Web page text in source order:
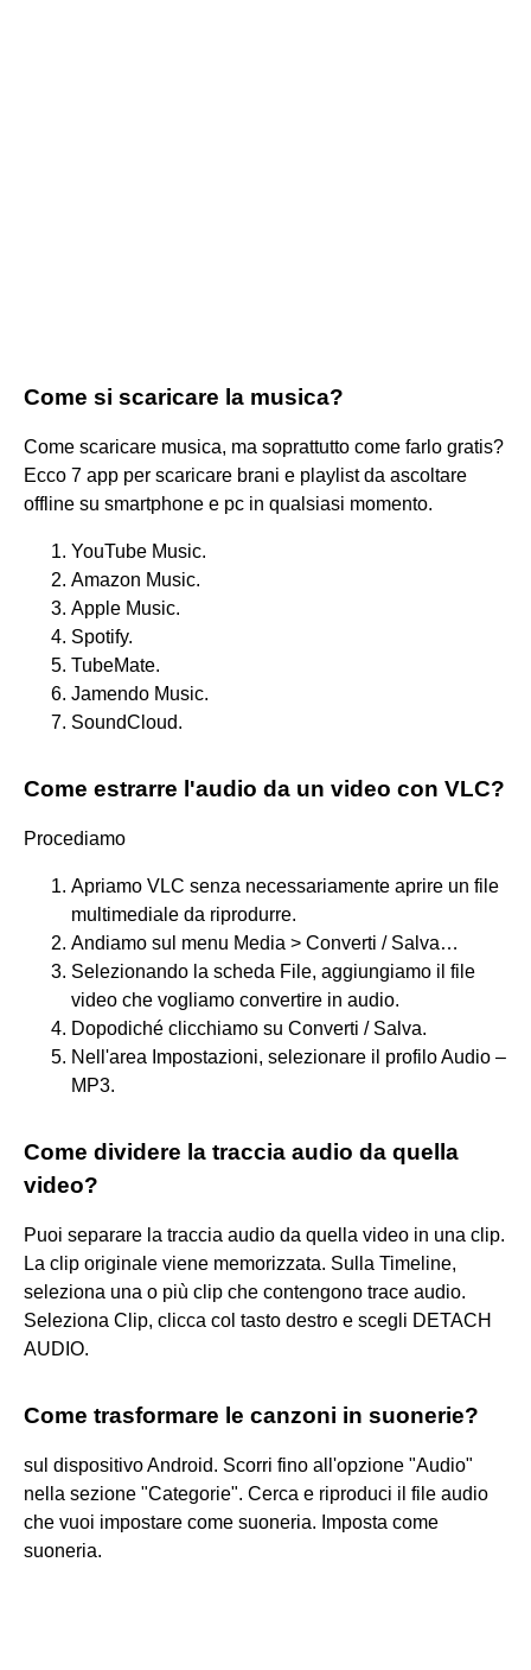
Come si scaricare la musica?
Come scaricare musica, ma soprattutto come farlo gratis?
Ecco 7 app per scaricare brani e playlist da ascoltare
offline su smartphone e pc in qualsiasi momento.
YouTube Music.
Amazon Music.
Apple Music.
Spotify.
TubeMate.
Jamendo Music.
SoundCloud.
Come estrarre l'audio da un video con VLC?
Procediamo
Apriamo VLC senza necessariamente aprire un file
multimediale da riprodurre.
Andiamo sul menu Media > Converti / Salva…
Selezionando la scheda File, aggiungiamo il file
video che vogliamo convertire in audio.
Dopodiché clicchiamo su Converti / Salva.
Nell'area Impostazioni, selezionare il profilo Audio –
MP3.
Come dividere la traccia audio da quella
video?
Puoi separare la traccia audio da quella video in una clip.
La clip originale viene memorizzata. Sulla Timeline,
seleziona una o più clip che contengono trace audio.
Seleziona Clip, clicca col tasto destro e scegli DETACH
AUDIO.
Come trasformare le canzoni in suonerie?
sul dispositivo Android. Scorri fino all'opzione "Audio"
nella sezione "Categorie". Cerca e riproduci il file audio
che vuoi impostare come suoneria. Imposta come
suoneria.